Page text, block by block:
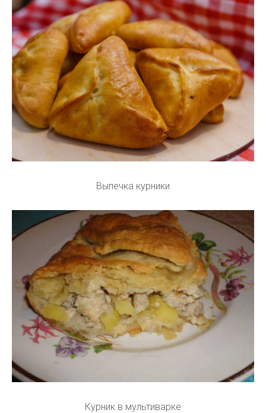
Выпечка курники
Курник в мультиварке